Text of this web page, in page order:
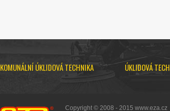
KOMUNÁLNÍ ÚKLIDOVÁ TECHNIKA ÚKLIDOVÁ
Copyright © 2008 - 2015 www.eza.cz